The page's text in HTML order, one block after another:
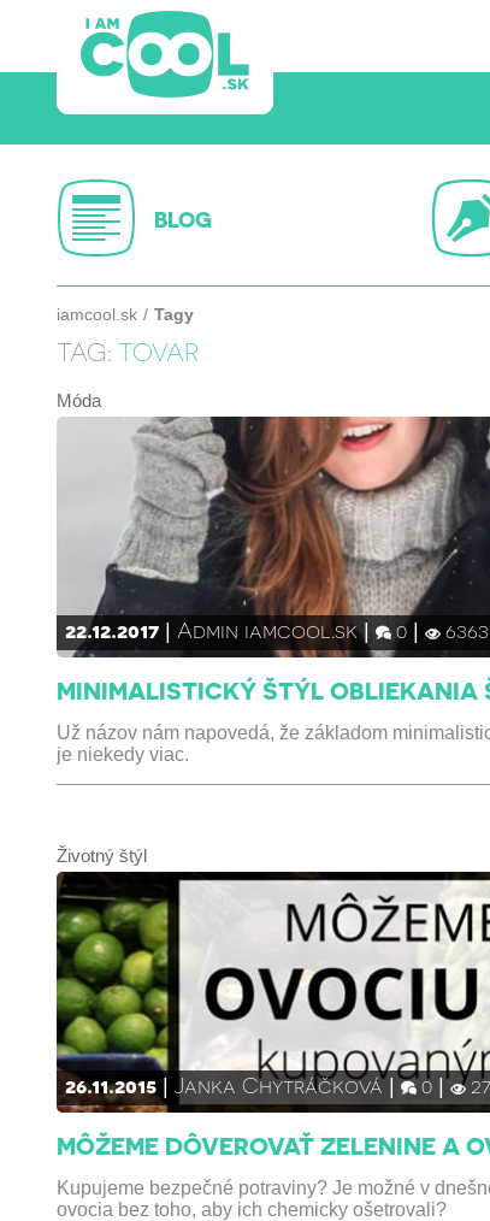
BLOG
iamcool.sk Tagy
TAG:TOVAR
Móda
22.12.2017 Admin iamcool.sk 0 6363
MINIMALISTICKÝ ŠTÝL OBLIEKANIA
Už názov nám napovedá, že základom
je niekedy viac.
Životný štýl
26.11.2015 Janka Chytráčková 0
MÔŽEME DÔVEROVAŤ ZELENINE A
Kupujeme bezpečné potraviny? Je možné v
ovocia bez toho, aby ich chemicky ošetrovali?